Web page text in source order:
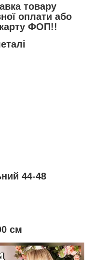
товару
оплати або
ФОП!!
44-48
см